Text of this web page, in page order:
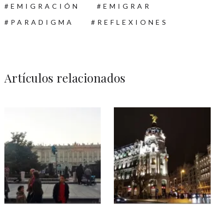
EMIGRACIÓN
EMIGRAR
PARADIGMA
REFLEXIONES
Artículos relacionados